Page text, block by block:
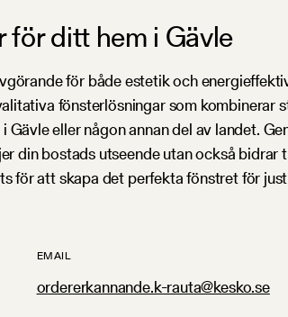
för ditt hem i Gävle
för både estetik och
fönsterlösningar som
Gävle eller någon annan del av landet.
din bostads utseende utan också
för att skapa det perfekta fönstret för
EMAIL
ordererkannande.k-rauta@kesko.se